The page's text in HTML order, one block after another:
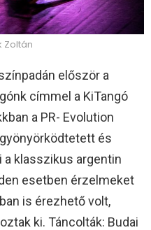
Zoltán
először a
címmel a KiTangó
a PR- Evolution
és
a klasszikus argentin
esetben érzelmeket
is érezhető volt,
ki. Táncolták: Budai